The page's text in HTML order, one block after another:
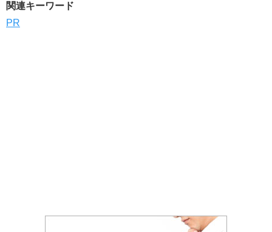
関連キーワード
PR